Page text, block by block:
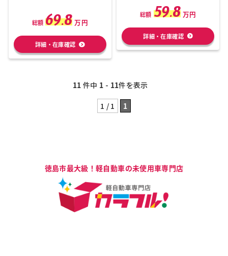
総額 69.8 万円
詳細・在庫確認
総額 59.8 万円
詳細・在庫確認
11 件中 1 - 11件を表示
1 / 1 1